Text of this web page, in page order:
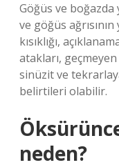
Göğüs ve boğazda
ve göğüs
kısıklığı,
atakları,
sinüzit ve
belirtileri olabilir.
neden?